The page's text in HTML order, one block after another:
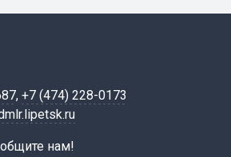
, +7 (474) 228-0173
нам!